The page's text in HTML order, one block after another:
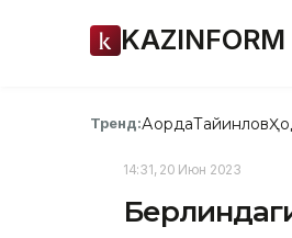
KAZINFORM
Тренд:АқордаТайинлов
14:31, 20 Июн 2023